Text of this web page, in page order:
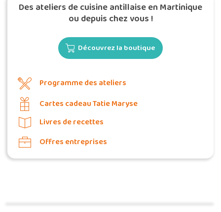
Des ateliers de cuisine antillaise en Martinique
ou depuis chez vous !
Découvrez la boutique
Programme des ateliers
Cartes cadeau Tatie Maryse
Livres de recettes
Offres entreprises